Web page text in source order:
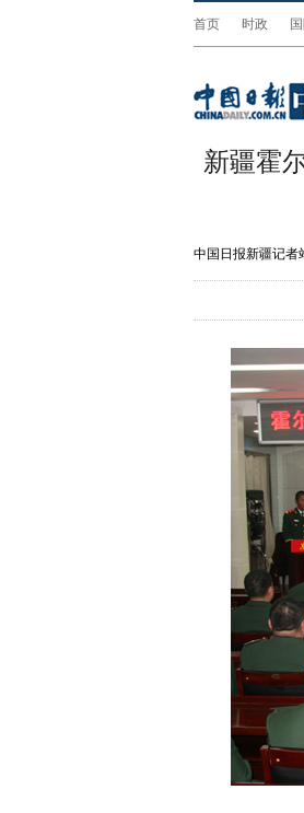
首页 时政
新疆霍
中国日报新疆记者